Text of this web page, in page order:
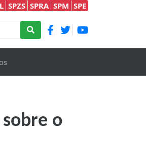
SPZS SPRA SPM SPE
sobre o